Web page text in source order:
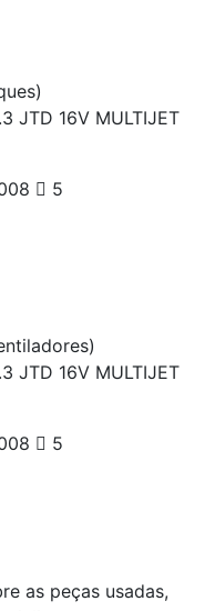
JTD 16V MULTIJET
5
JTD 16V MULTIJET
5
as peças usadas,